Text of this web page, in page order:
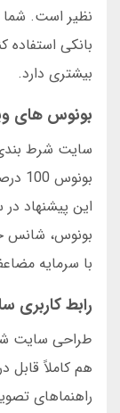
نظیر است. شما
بانکی استفاده
بیشتری دارد.
بونوس های
سایت شرط بندی
بونوس، شانس
با سرمایه
رابط کاربری
طراحی سایت
هم کاملاً
راهنماهای